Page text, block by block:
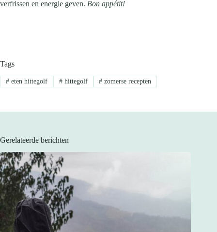
verfrissen en energie geven. Bon appétit!
Tags
#eten hittegolf #hittegolf # zomerse recepten
Gerelateerde berichten